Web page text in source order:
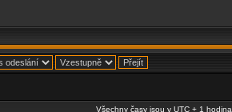
Všechny časy jsou v UTC + 1 hodina